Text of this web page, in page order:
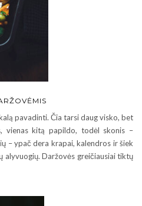
pavadinti. Čia tarsi daug visko, bet
vienas kitą papildo, todėl skonis –
– ypač dera krapai, kalendros ir šiek
alyvuogių. Daržovės greičiausiai tiktų